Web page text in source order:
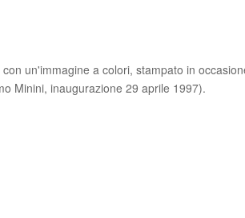
un'immagine a colori, stampato in
Minini, inaugurazione 29 aprile 1997).